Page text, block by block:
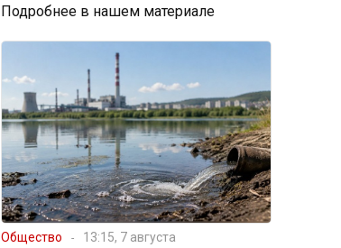
Подробнее в нашем материале
Общество 13:15, 7 августа